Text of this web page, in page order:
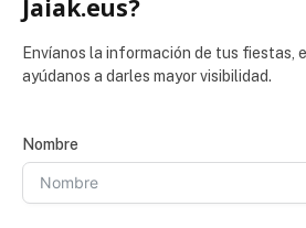
Jaiak.eus?
Envíanos la información de tus fiestas,
ayúdanos a darles mayor visibilidad.
Nombre